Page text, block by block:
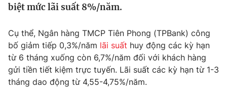
Tin tức
Thế giới đó đây
Câu chuyện quốc tế
Tài chính
Thị trường
Góc doanh nghiệp
Dữ liệu và đời sống
Truyền hình
biệt mức lãi suất 8%/năm.
Cụ thể, Ngân hàng TMCP Tiên Phong (TPBank) công
bố giảm tiếp 0,3%/năm lãi suất huy động các kỳ hạn
từ 6 tháng xuống còn 6,7%/năm đối với khách hàng
gửi tiền tiết kiệm trực tuyến. Lãi suất các kỳ hạn từ 1-3
tháng dao động từ 4,55-4,75%/năm.